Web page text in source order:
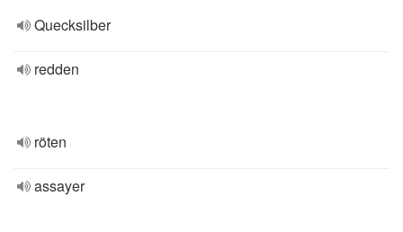
Quecksilber
redden
röten
assayer